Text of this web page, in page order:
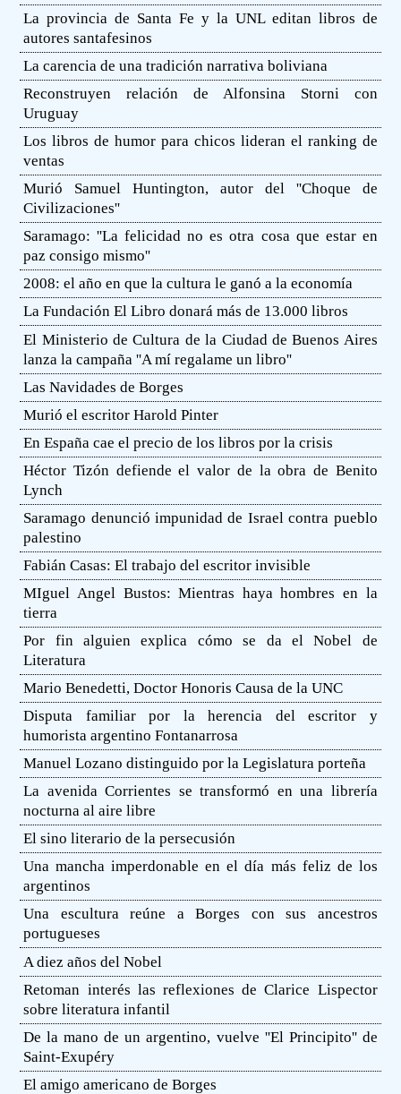
La provincia de Santa Fe y la UNL editan libros de
autores santafesinos
La carencia de una tradición narrativa boliviana
Reconstruyen relación de Alfonsina Storni con
Uruguay
Los libros de humor para chicos lideran el ranking de
ventas
Murió Samuel Huntington, autor del ''Choque de
Civilizaciones''
Saramago: ''La felicidad no es otra cosa que estar en
paz consigo mismo''
2008: el año en que la cultura le ganó a la economía
La Fundación El Libro donará más de 13.000 libros
El Ministerio de Cultura de la Ciudad de Buenos Aires
lanza la campaña ''A mí regalame un libro''
Las Navidades de Borges
Murió el escritor Harold Pinter
En España cae el precio de los libros por la crisis
Héctor Tizón defiende el valor de la obra de Benito
Lynch
Saramago denunció impunidad de Israel contra pueblo
palestino
Fabián Casas: El trabajo del escritor invisible
MIguel Angel Bustos: Mientras haya hombres en la
tierra
Por fin alguien explica cómo se da el Nobel de
Literatura
Mario Benedetti, Doctor Honoris Causa de la UNC
Disputa familiar por la herencia del escritor y
humorista argentino Fontanarrosa
Manuel Lozano distinguido por la Legislatura porteña
La avenida Corrientes se transformó en una librería
nocturna al aire libre
El sino literario de la persecusión
Una mancha imperdonable en el día más feliz de los
argentinos
Una escultura reúne a Borges con sus ancestros
portugueses
A diez años del Nobel
Retoman interés las reflexiones de Clarice Lispector
sobre literatura infantil
De la mano de un argentino, vuelve ''El Principito'' de
Saint-Exupéry
El amigo americano de Borges